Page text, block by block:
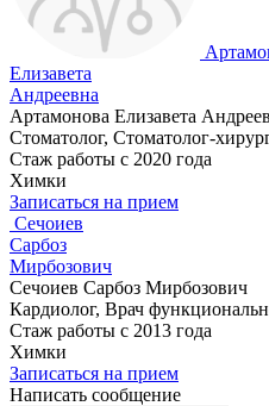
Елизавета
Андреевна
Артамонова Елизавета
Стоматолог, Стоматолог-
Стаж работы с 2020 года
Химки
Записаться на прием
Сечоиев
Сарбоз
Мирбозович
Сечоиев Сарбоз Мирбозович
Кардиолог, Врач
Стаж работы с 2013 года
Химки
Записаться на прием
Написать сообщение